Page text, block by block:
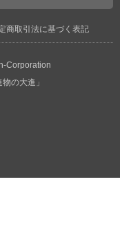
商取引法に基づく表記
Corporation
の大進」